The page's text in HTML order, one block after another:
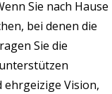
Sie nach Hause
bei denen die
Sie die
Vision,